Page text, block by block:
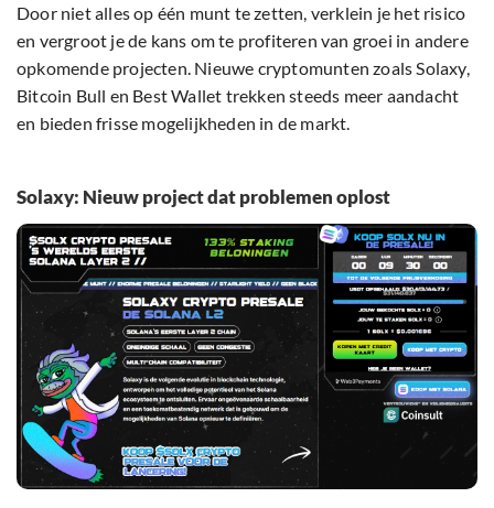
Door niet alles op één munt te zetten, verklein je het risico
en vergroot je de kans om te profiteren van groei in andere
opkomende projecten. Nieuwe cryptomunten zoals Solaxy,
Bitcoin Bull en Best Wallet trekken steeds meer aandacht
en bieden frisse mogelijkheden in de markt.
Solaxy: Nieuw project dat problemen oplost